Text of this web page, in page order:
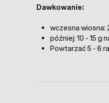
Dawkowanie:
wczesna wiosna:
później: 10 - 15 g
Powtarzać 5 - 6